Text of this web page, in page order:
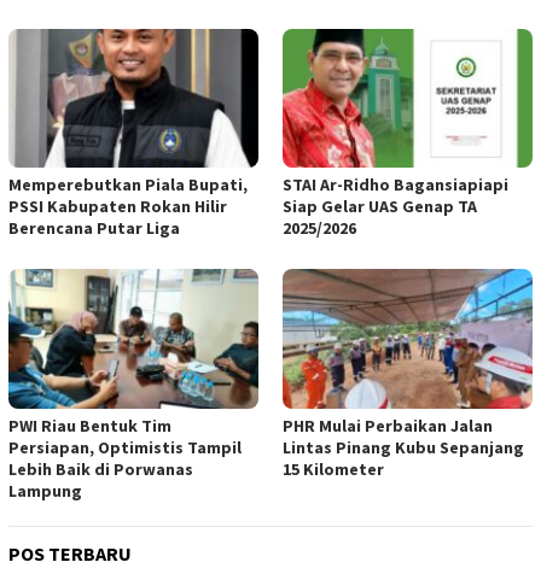
Memperebutkan Piala Bupati,
PSSI Kabupaten Rokan Hilir
Berencana Putar Liga
STAI Ar-Ridho Bagansiapiapi
Siap Gelar UAS Genap TA
2025/2026
PWI Riau Bentuk Tim
Persiapan, Optimistis Tampil
Lebih Baik di Porwanas
Lampung
PHR Mulai Perbaikan Jalan
Lintas Pinang Kubu Sepanjang
15 Kilometer
POS TERBARU